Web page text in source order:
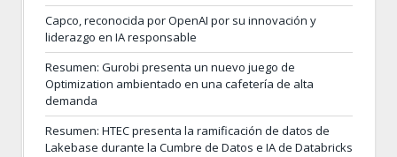
Capco, reconocida por OpenAI por su innovación y
liderazgo en IA responsable
Resumen: Gurobi presenta un nuevo juego de
Optimization ambientado en una cafetería de alta
demanda
Resumen: HTEC presenta la ramificación de datos de
Lakebase durante la Cumbre de Datos e IA de Databricks